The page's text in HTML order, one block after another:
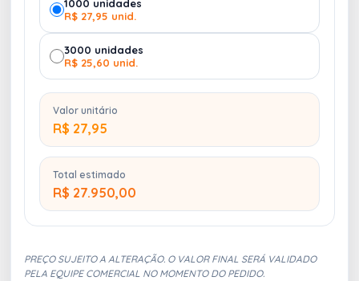
1000 unidades
R$ 27,95 unid.
3000 unidades
R$ 25,60 unid.
Valor unitário
R$ 27,95
Total estimado
R$ 27.950,00
PREÇO SUJEITO A ALTERAÇÃO. O VALOR FINAL SERÁ VALIDADO
PELA EQUIPE COMERCIAL NO MOMENTO DO PEDIDO.